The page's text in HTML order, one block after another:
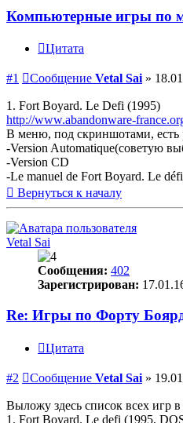
Компьютерные игры по
Цитата
#1 Сообщение Vetal Sai »
1. Fort Boyard. Le Defi (1995)
http://www.abandonware-
В меню, под скриншотами, есть
-Version Automatique(советую
-Version CD
-Le manuel de Fort Boyard. Le défi
Вернуться к началу
Vetal Sai
Сообщения: 402
Зарегистрирован:
Re: Игры по Форту
Цитата
#2 Сообщение Vetal Sai »
Выложу здесь список всех игр
1. Fort Boyard. Le defi (1995,